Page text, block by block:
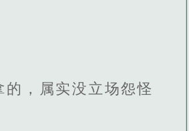
，属实没立场怨怪